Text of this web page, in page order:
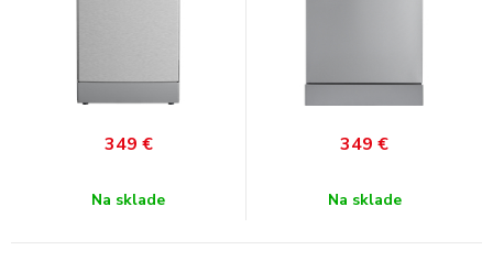
349 €
Na sklade
349 €
Na sklade